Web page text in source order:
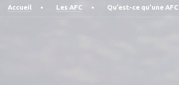
Accueil Les AFC Qu’est-ce qu’une AFC